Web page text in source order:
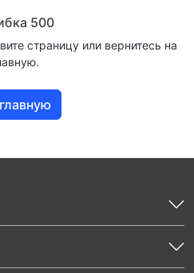
500
страницу или вернитесь на